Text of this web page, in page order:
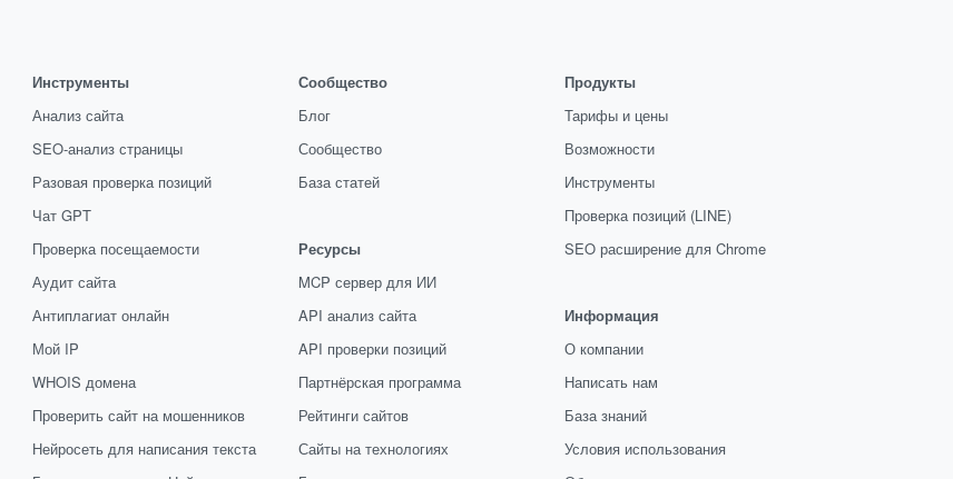
Инструменты
Анализ сайта
SEO-анализ страницы
Разовая проверка позиций
Чат GPT
Проверка посещаемости
Аудит сайта
Антиплагиат онлайн
Мой IP
WHOIS домена
Проверить сайт на мошенников
Нейросеть для написания текста
Сообщество
Блог
Сообщество
База статей
Ресурсы
MCP сервер для ИИ
API анализ сайта
API проверки позиций
Партнёрская программа
Рейтинги сайтов
Сайты на технологиях
Продукты
Тарифы и цены
Возможности
Инструменты
Проверка позиций (LINE)
SEO расширение для Chrome
Информация
О компании
Написать нам
База знаний
Условия использования